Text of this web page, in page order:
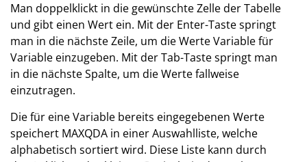
Man doppelklickt in die gewünschte Zelle der Tabelle
und gibt einen Wert ein. Mit der Enter-Taste springt
man in die nächste Zeile, um die Werte Variable für
Variable einzugeben. Mit der Tab-Taste springt man
in die nächste Spalte, um die Werte fallweise
einzutragen.
Die für eine Variable bereits eingegebenen Werte
speichert MAXQDA in einer Auswahlliste, welche
alphabetisch sortiert wird. Diese Liste kann durch